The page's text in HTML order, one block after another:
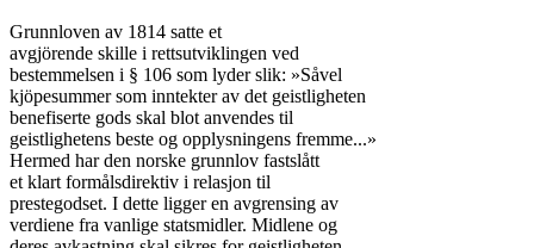
Grunnloven av 1814 satte et
avgjörende skille i rettsutviklingen ved
bestemmelsen i § 106 som lyder slik: »Såvel
kjöpesummer som inntekter av det geistligheten
benefiserte gods skal blot anvendes til
geistlighetens beste og opplysningens fremme...»
Hermed har den norske grunnlov fastslått
et klart formålsdirektiv i relasjon til
prestegodset. I dette ligger en avgrensing av
verdiene fra vanlige statsmidler. Midlene og